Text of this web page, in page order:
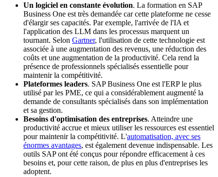
Un logiciel en constante évolution. La formation en SAP
Business One est très demandée car cette plateforme ne cesse
d'élargir ses capacités. Par exemple, l'arrivée de l'IA et
l'application des LLM dans les processus marquent un
tournant. Selon Gartner, l'utilisation de cette technologie est
associée à une augmentation des revenus, une réduction des
coûts et une augmentation de la productivité. Cela rend la
présence de professionnels spécialisés essentielle pour
maintenir la compétitivité.
Plateformes leaders. SAP Business One est l'ERP le plus
utilisé par les PME, ce qui a considérablement augmenté la
demande de consultants spécialisés dans son implémentation
et sa gestion.
Besoins d'optimisation des entreprises. Atteindre une
productivité accrue et mieux utiliser les ressources est essentiel
pour maintenir la compétitivité. L'automatisation, avec ses
énormes avantages, est également devenue indispensable. Les
outils SAP ont été conçus pour répondre efficacement à ces
besoins et, pour cette raison, de plus en plus d'entreprises les
adoptent.